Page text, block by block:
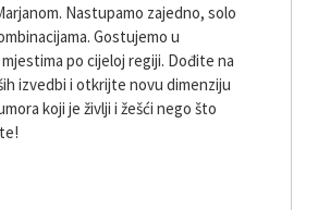
Nastupamo zajedno, solo
Gostujemo u
po cijeloj regiji. Dođite na
izvedbi i otkrijte novu dimenziju
koji je življi i žešći nego što